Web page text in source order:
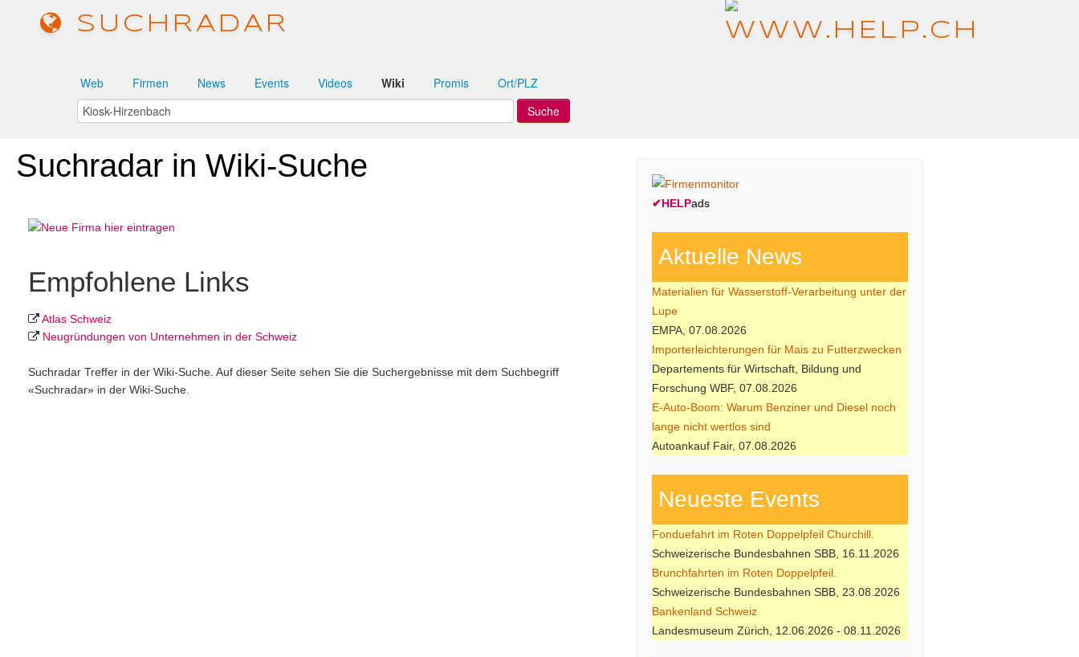
SUCHRADAR
Web Firmen News Events Videos Wiki Promis Ort/PLZ
Suchradar in Wiki-Suche
Empfohlene Links
Atlas Schweiz
Neugründungen von Unter­nehmen in der Schweiz
Suchradar Treffer in der Wiki-Suche. Auf dieser Seite sehen Sie die Suchergebnisse mit dem Suchbegriff
«Suchradar» in der Wiki-Suche.
✔HELPads
Aktuelle News
Materialien für Wasserstoff-Verarbeitung unter der
Lupe
EMPA, 07.08.2026
Importerleichterungen für Mais zu Futterzwecken
Departements für Wirtschaft, Bildung und
Forschung WBF, 07.08.2026
E-Auto-Boom: Warum Benziner und Diesel noch
lange nicht wertlos sind
Autoankauf Fair, 07.08.2026
Neueste Events
Fonduefahrt im Roten Doppelpfeil Churchill.
Schweizerische Bundesbahnen SBB, 16.11.2026
Brunchfahrten im Roten Doppelpfeil.
Schweizerische Bundesbahnen SBB, 23.08.2026
Bankenland Schweiz
Landesmuseum Zürich, 12.06.2026 - 08.11.2026